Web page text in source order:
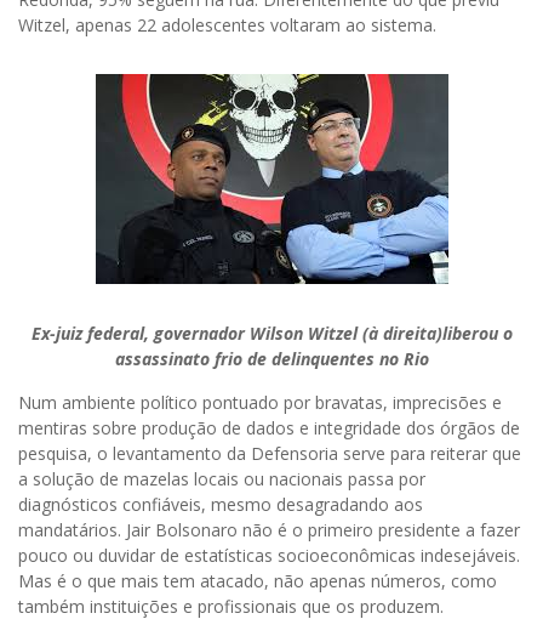
Witzel, apenas 22 adolescentes voltaram ao sistema.
Ex-juiz federal, governador Wilson Witzel (à direita)liberou o
assassinato frio de delinquentes no Rio
Num ambiente político pontuado por bravatas, imprecisões e
mentiras sobre produção de dados e integridade dos órgãos de
pesquisa, o levantamento da Defensoria serve para reiterar que
a solução de mazelas locais ou nacionais passa por
diagnósticos confiáveis, mesmo desagradando aos
mandatários. Jair Bolsonaro não é o primeiro presidente a fazer
pouco ou duvidar de estatísticas socioeconômicas indesejáveis.
Mas é o que mais tem atacado, não apenas números, como
também instituições e profissionais que os produzem.